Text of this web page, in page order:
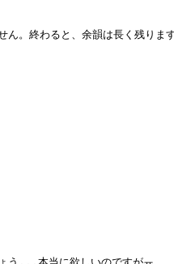
ん。終わると、余韻は長く残りま